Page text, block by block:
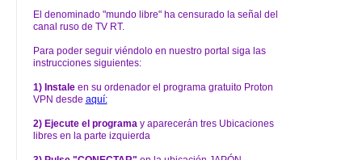
El denominado "mundo libre" ha censurado la señal del
canal ruso de TV RT.
Para poder seguir viéndolo en nuestro portal siga las
instrucciones siguientes:
1) Instaleen su ordenador el programa gratuito Proton
VPN desde aquí:
2) Ejecute el programa y aparecerán tres Ubicaciones
libres en la parte izquierda